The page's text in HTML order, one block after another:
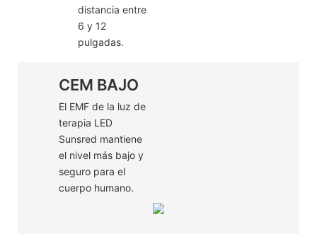
distancia entre
6 y 12
pulgadas.
CEM BAJO
El EMF de la luz de
terapia LED
Sunsred mantiene
el nivel más bajo y
seguro para el
cuerpo humano.